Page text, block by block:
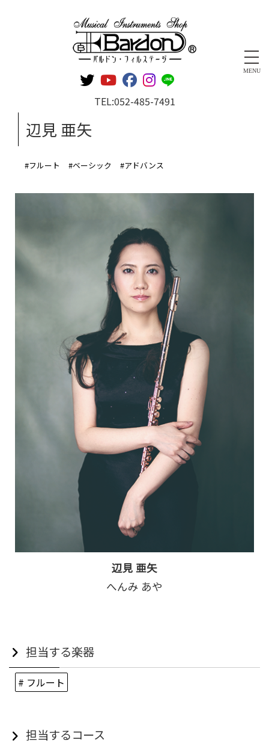
MENU
TEL:052-485-7491
辺見 亜矢
#フルート #ベーシック #アドバンス
辺見 亜矢
へんみ あや
担当する楽器
# フルート
担当するコース